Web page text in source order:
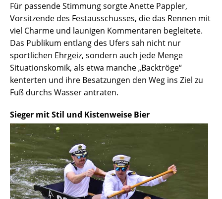
Für passende Stimmung sorgte Anette Pappler,
Vorsitzende des Festausschusses, die das Rennen mit
viel Charme und launigen Kommentaren begleitete.
Das Publikum entlang des Ufers sah nicht nur
sportlichen Ehrgeiz, sondern auch jede Menge
Situationskomik, als etwa manche „Backtröge“
kenterten und ihre Besatzungen den Weg ins Ziel zu
Fuß durchs Wasser antraten.
Sieger mit Stil und Kistenweise Bier